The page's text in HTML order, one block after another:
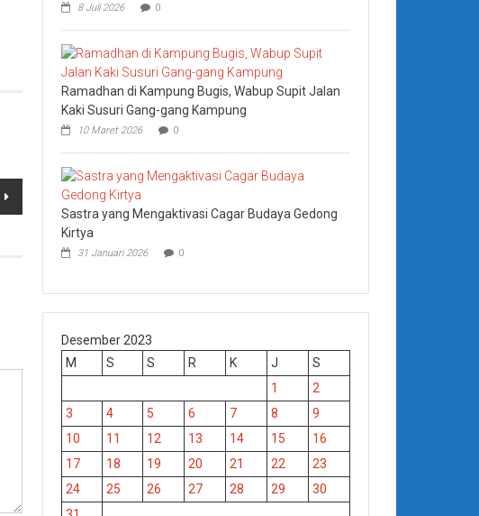
8 Juli 2026 0
Ramadhan di Kampung Bugis, Wabup Supit Jalan
Kaki Susuri Gang-gang Kampung
10 Maret 2026 0
Sastra yang Mengaktivasi Cagar Budaya Gedong
Kirtya
31 Januari 2026 0
Desember 2023
M
S S R K J
S
1
2
3
4 5 6 7 8
9
10
11 12 13 14 15
16
17
18 19 20 21 22
23
24
25 26 27 28 29
30